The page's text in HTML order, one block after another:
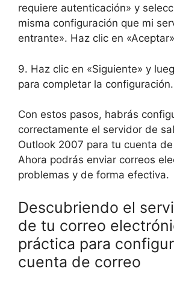
requiere autenticación» y
misma configuración que mi
entrante». Haz clic en
9. Haz clic en «Siguiente» y
para completar la configuración.
Con estos pasos, habrás
correctamente el servidor de
Outlook 2007 para tu cuenta
Ahora podrás enviar correos
problemas y de forma efectiva.
Descubriendo el
de tu correo
práctica para
cuenta de correo